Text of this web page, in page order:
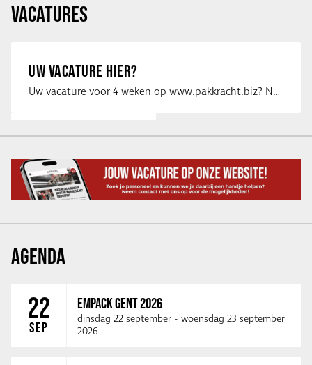
VACATURES
UW VACATURE HIER?
Uw vacature voor 4 weken op www.pakkracht.biz? Neem dan contact op met Yannick van …
AGENDA
22
SEP
EMPACK GENT 2026
dinsdag 22 september - woensdag 23 september
2026